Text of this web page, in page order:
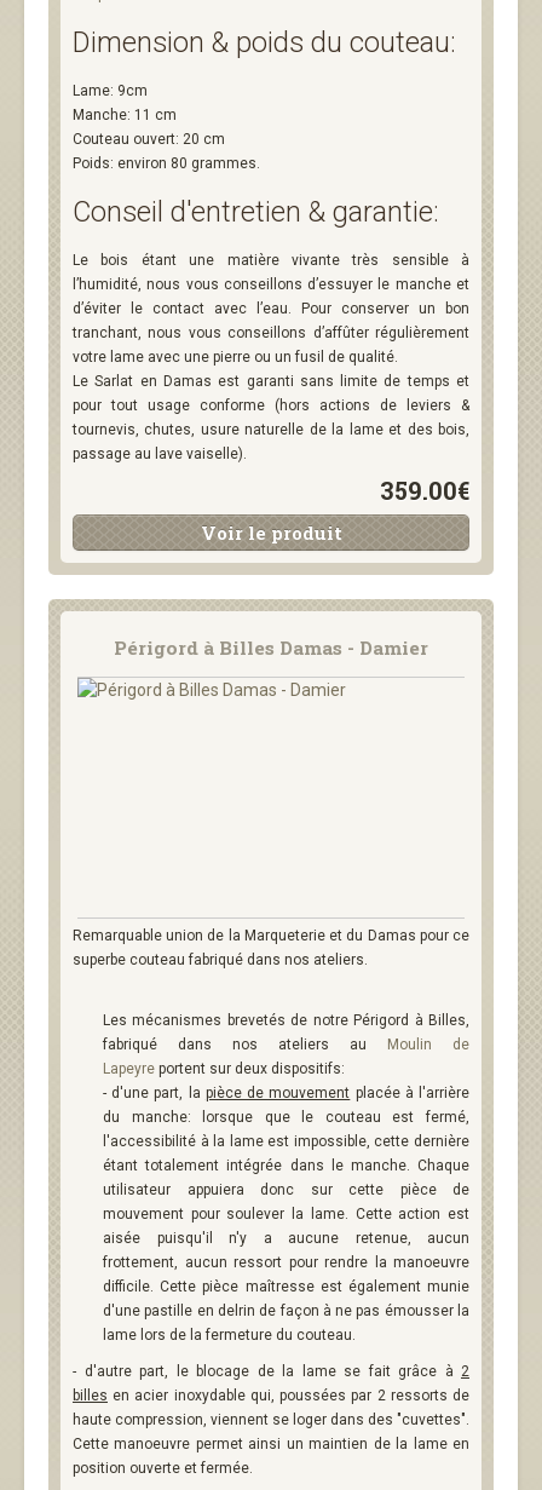
Dimension & poids du couteau:
Lame: 9cm
Manche: 11 cm
Couteau ouvert: 20 cm
Poids: environ 80 grammes.
Conseil d'entretien & garantie:
Le bois étant une matière vivante très sensible à
l’humidité, nous vous conseillons d’essuyer le manche et
d’éviter le contact avec l’eau. Pour conserver un bon
tranchant, nous vous conseillons d’affûter régulièrement
votre lame avec une pierre ou un fusil de qualité.
Le Sarlat en Damas est garanti sans limite de temps et
pour tout usage conforme (hors actions de leviers &
tournevis, chutes, usure naturelle de la lame et des bois,
passage au lave vaiselle).
359.00€
Voir le produit
Périgord à Billes Damas - Damier
Remarquable union de la Marqueterie et du Damas pour ce
superbe couteau fabriqué dans nos ateliers.
Les mécanismes brevetés de notre Périgord à Billes,
fabriqué dans nos ateliers au
Moulin de
Lapeyre portent sur deux dispositifs:
- d'une part, la pièce de mouvement placée à l'arrière
du manche: lorsque que le couteau est fermé,
l'accessibilité à la lame est impossible, cette dernière
étant totalement intégrée dans le manche. Chaque
utilisateur appuiera donc sur cette pièce de
mouvement pour soulever la lame. Cette action est
aisée puisqu'il n'y a aucune retenue, aucun
frottement, aucun ressort pour rendre la manoeuvre
difficile. Cette pièce maîtresse est également munie
d'une pastille en delrin de façon à ne pas émousser la
lame lors de la fermeture du couteau.
- d'autre part, le blocage de la lame se fait grâce à 2
billes en acier inoxydable qui, poussées par 2 ressorts de
haute compression, viennent se loger dans des "cuvettes".
Cette manoeuvre permet ainsi un maintien de la lame en
position ouverte et fermée.